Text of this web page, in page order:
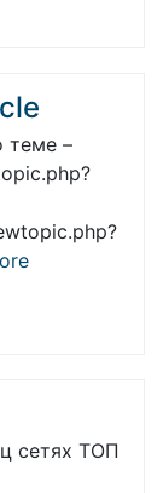
теме –
сетях ТОП